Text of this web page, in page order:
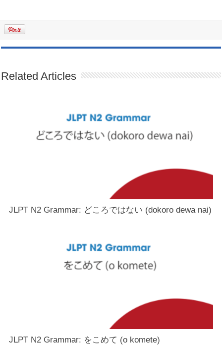
Related Articles
JLPT N2 Grammar: どころではない (dokoro dewa nai)
JLPT N2 Grammar: をこめて (o komete)